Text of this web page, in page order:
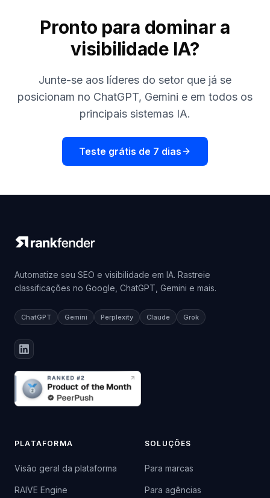
Pronto para dominar a
visibilidade IA?
Junte-se aos líderes do setor que já se
posicionam no ChatGPT, Gemini e em todos os
principais sistemas IA.
Teste grátis de 7 dias
Automatize seu SEO e visibilidade em IA. Rastreie
classificações no Google, ChatGPT, Gemini e mais.
ChatGPT Gemini Perplexity Claude Grok
PLATAFORMA
Visão geral da plataforma
RAIVE Engine
SOLUÇÕES
Para marcas
Para agências